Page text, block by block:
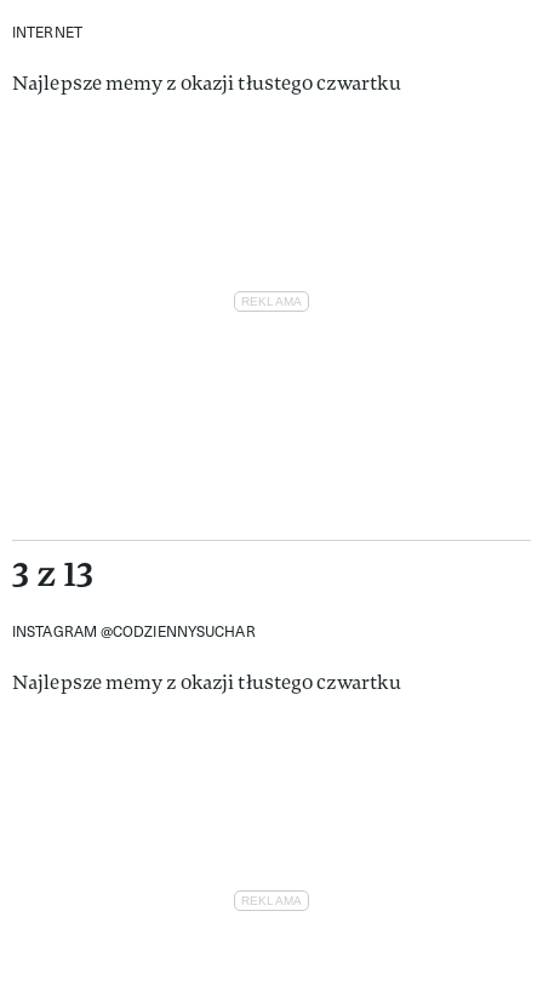
INTERNET
Najlepsze memy z okazji tłustego czwartku
3 z 13
INSTAGRAM @CODZIENNYSUCHAR
Najlepsze memy z okazji tłustego czwartku